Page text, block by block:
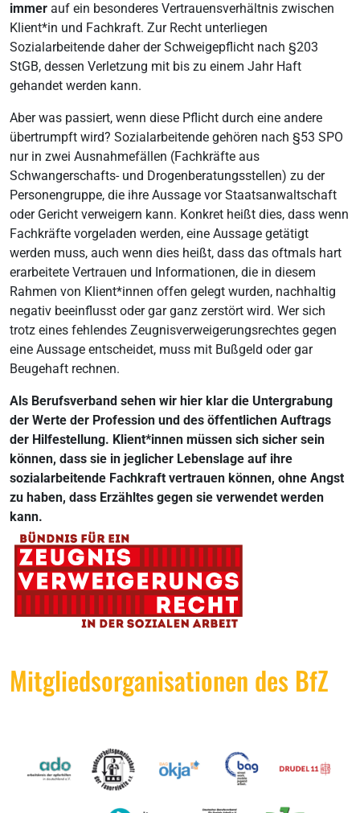
immer auf ein besonderes Vertrauensverhältnis zwischen
Klient*in und Fachkraft. Zur Recht unterliegen
Sozialarbeitende daher der Schweigepflicht nach §203
StGB, dessen Verletzung mit bis zu einem Jahr Haft
gehandet werden kann.
Aber was passiert, wenn diese Pflicht durch eine andere
übertrumpft wird? Sozialarbeitende gehören nach §53 SPO
nur in zwei Ausnahmefällen (Fachkräfte aus
Schwangerschafts- und Drogenberatungsstellen) zu der
Personengruppe, die ihre Aussage vor Staatsanwaltschaft
oder Gericht verweigern kann. Konkret heißt dies, dass wenn
Fachkräfte vorgeladen werden, eine Aussage getätigt
werden muss, auch wenn dies heißt, dass das oftmals hart
erarbeitete Vertrauen und Informationen, die in diesem
Rahmen von Klient*innen offen gelegt wurden, nachhaltig
negativ beeinflusst oder gar ganz zerstört wird. Wer sich
trotz eines fehlendes Zeugnisverweigerungsrechtes gegen
eine Aussage entscheidet, muss mit Bußgeld oder gar
Beugehaft rechnen.
Als Berufsverband sehen wir hier klar die Untergrabung
der Werte der Profession und des öffentlichen Auftrags
der Hilfestellung. Klient*innen müssen sich sicher sein
können, dass sie in jeglicher Lebenslage auf ihre
sozialarbeitende Fachkraft vertrauen können, ohne Angst
zu haben, dass Erzähltes gegen sie verwendet werden
kann.
Mitgliedsorganisationen des BfZ